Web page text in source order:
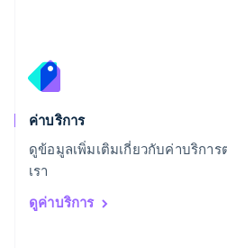
ค่าบริการ
ดูข้อมูลเพิ่มเติมเกี่ยวกับค่าบริกา
เรา
ดูค่าบริการ
English
สิงคโปร์
ออสเตรเลีย
English
ออสเตรีย
อิตาลี
Italiano English